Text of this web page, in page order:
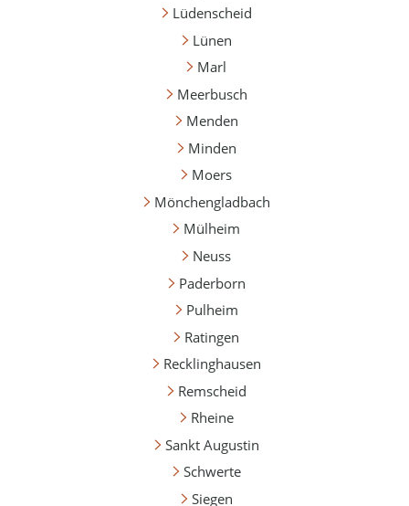
Lüdenscheid
Lünen
Marl
Meerbusch
Menden
Minden
Moers
Mönchengladbach
Mülheim
Neuss
Paderborn
Pulheim
Ratingen
Recklinghausen
Remscheid
Rheine
Sankt Augustin
Schwerte
Siegen